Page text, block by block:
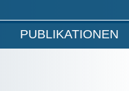
PUBLIKATIONEN